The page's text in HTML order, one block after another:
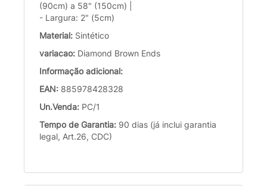
(90cm) a 58" (150cm) |
- Largura: 2" (5cm)
Material: Sintético
variacao: Diamond Brown Ends
Informação adicional:
EAN: 885978428328
Un.Venda: PC/1
Tempo de Garantia: 90 dias (já inclui garantia
legal, Art.26, CDC)